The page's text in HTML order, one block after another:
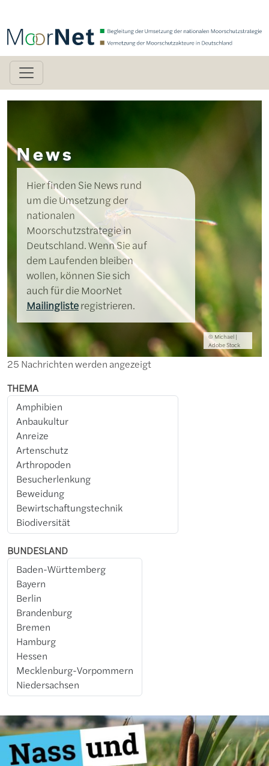
© Michael |
Adobe Stock
News
Hier finden Sie News rund
um die Umsetzung der
nationalen
Moorschutzstrategie in
Deutschland. Wenn Sie auf
dem Laufenden bleiben
wollen, können Sie sich
auch für die MoorNet
Mailinglisteregistrieren.
25 Nachrichten werden angezeigt
THEMA
BUNDESLAND
Bild